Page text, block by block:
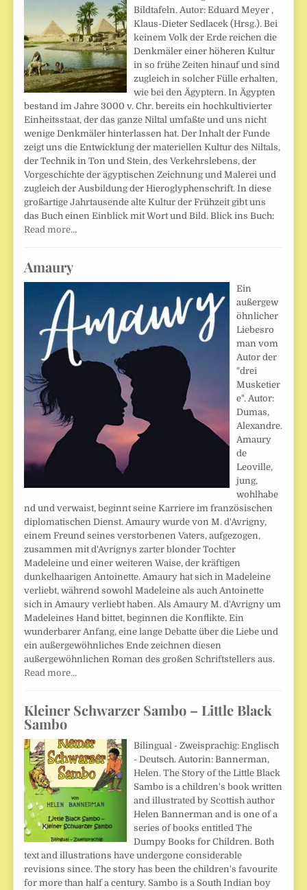
Bildtafeln. Autor: Eduard Meyer ,
Klaus-Dieter Sedlacek (Hrsg.). Bei
keinem Volk der Erde reichen die
Denkmäler einer höheren Kultur
in so frühe Zeiten hinauf und sind
zugleich in solcher Fülle erhalten,
wie bei den Ägyptern. In Ägypten
bestand im Jahre 3000 v. Chr. bereits ein hochkultivierter
Einheitsstaat, der das ganze Niltal umfaßte und uns nicht
wenige Denkmäler hinterlassen hat. Der Inhalt der Funde
zeigt uns die Entwicklung der materiellen Kultur des Niltals,
der Technik in Ton und Stein, des Verkehrslebens, der
Vorgeschichte der ägyptischen Zeichnung und Malerei und
zugleich der Ausbildung der Hieroglyphenschrift. In diese
großartige Jahrtausende alte Kultur der Frühzeit gibt uns
das Buch einen Einblick mit Wort und Bild. Blick ins Buch:
Read more…
Amaury
Ein
außergew
öhnlicher
Liebesro
man vom
Autor der
"drei
Musketier
e". Autor:
Dumas,
Alexandre.
Amaury
de
Leoville,
jung,
wohlhabe
nd und verwaist, beginnt seine Karriere im französischen
diplomatischen Dienst. Amaury wurde von M. d'Avrigny,
einem Freund seines verstorbenen Vaters, aufgezogen,
zusammen mit d'Avrignys zarter blonder Tochter
Madeleine und einer weiteren Waise, der kräftigen
dunkelhaarigen Antoinette. Amaury hat sich in Madeleine
verliebt, während sowohl Madeleine als auch Antoinette
sich in Amaury verliebt haben. Als Amaury M. d'Avrigny um
Madeleines Hand bittet, beginnen die Konflikte. Ein
wunderbarer Anfang, eine lange Debatte über die Liebe und
ein außergewöhnliches Ende zeichnen diesen
außergewöhnlichen Roman des großen Schriftstellers aus.
Read more…
Kleiner Schwarzer Sambo – Little Black
Sambo
Bilingual - Zweisprachig: Englisch
- Deutsch. Autorin: Bannerman,
Helen. The Story of the Little Black
Sambo is a children's book written
and illustrated by Scottish author
Helen Bannerman and is one of a
series of books entitled The
Dumpy Books for Children. Both
text and illustrations have undergone considerable
revisions since. The story has been the children's favourite
for more than half a century. Sambo is a South Indian boy